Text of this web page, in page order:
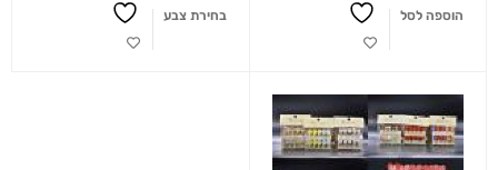
הוספה לסל בחירת צבע